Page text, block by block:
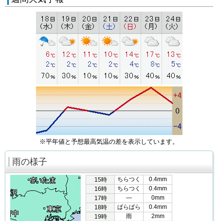
※平年値と予想最高気温の差を表示しています。
雨の様子
15時 ちらつく
0.4mm
16時
ちらつく
0.4mm
17時
―
0mm
18時
ぱらぱら
0.4mm
19時
雨 2mm